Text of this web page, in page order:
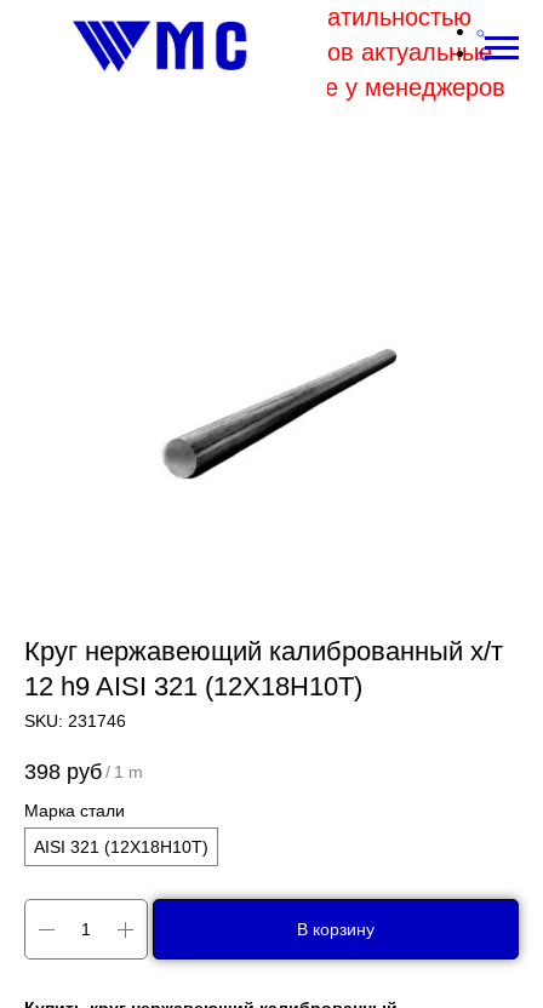
В связи с высокой волатильностью
отпускных цен комбинатов актуальные
цены на металл уточняйте у менеджеров
Круг нержавеющий калиброванный х/т
12 h9 AISI 321 (12Х18Н10Т)
SKU: 231746
398 руб/ 1 m
Марка стали
AISI 321 (12Х18Н10Т)
В корзину